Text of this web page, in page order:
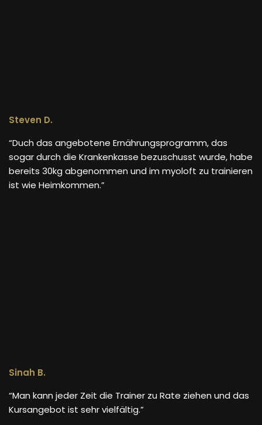
Steven D.
“Duch das angebotene Ernährungsprogramm, das
sogar durch die Krankenkasse bezuschusst wurde, habe
bereits 30kg abgenommen und im myoloft zu trainieren
ist wie Heimkommen.”
Sinah B.
“Man kann jeder Zeit die Trainer zu Rate ziehen und das
Kursangebot ist sehr vielfältig.”